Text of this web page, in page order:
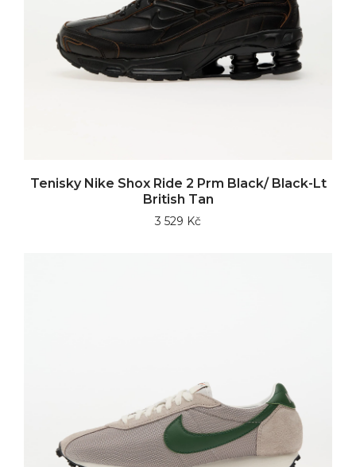
Tenisky Nike Shox Ride 2 Prm Black/ Black-Lt
British Tan
3 529 Kč